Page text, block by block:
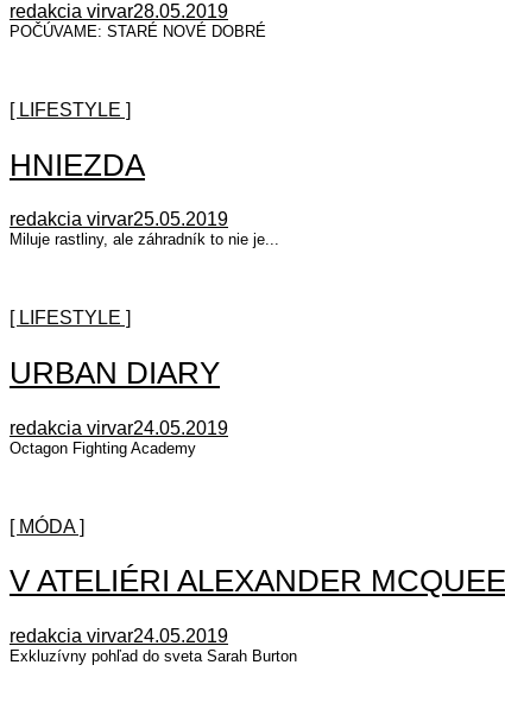
redakcia virvar28.05.2019
POČÚVAME: STARÉ NOVÉ DOBRÉ
[ LIFESTYLE ]
HNIEZDA
redakcia virvar25.05.2019
Miluje rastliny, ale záhradník to nie je...
[ LIFESTYLE ]
URBAN DIARY
redakcia virvar24.05.2019
Octagon Fighting Academy
[ MÓDA ]
V ATELIÉRI ALEXANDER
redakcia virvar24.05.2019
Exkluzívny pohľad do sveta Sarah Burton